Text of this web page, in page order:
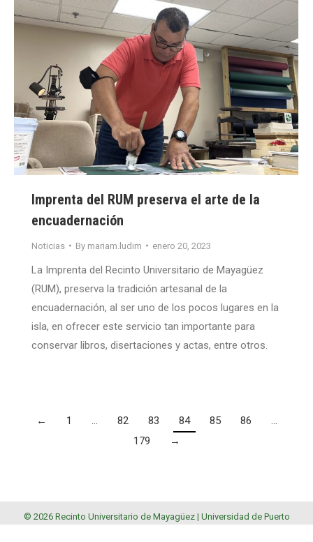
Imprenta del RUM preserva el arte de la
encuadernación
Noticias By mariam.ludim enero 20, 2023
La Imprenta del Recinto Universitario de Mayagüez
(RUM), preserva la tradición artesanal de la
encuadernación, al ser uno de los pocos lugares en la
isla, en ofrecer este servicio tan importante para
conservar libros, disertaciones y actas, entre otros.
← 1 … 82 83 84 85 86
…
179
→
© 2026 Recinto Universitario de Mayagüez | Universidad de Puerto